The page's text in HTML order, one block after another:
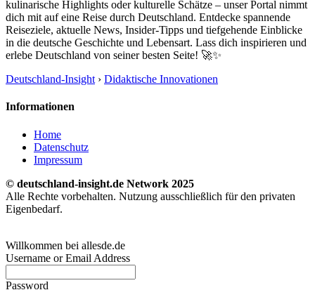
kulinarische Highlights oder kulturelle Schätze – unser Portal nimmt
dich mit auf eine Reise durch Deutschland. Entdecke spannende
Reiseziele, aktuelle News, Insider-Tipps und tiefgehende Einblicke
in die deutsche Geschichte und Lebensart. Lass dich inspirieren und
erlebe Deutschland von seiner besten Seite! 🚀✨
Deutschland-Insight › Didaktische Innovationen
Informationen
Home
Datenschutz
Impressum
© deutschland-insight.de Network 2025
Alle Rechte vorbehalten. Nutzung ausschließlich für den privaten
Eigenbedarf.
Willkommen bei allesde.de
Username or Email Address
Password